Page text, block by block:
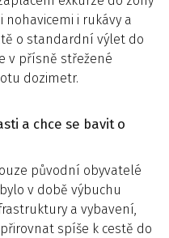
i rukávy a
o standardní výlet do
v přísně střežené
dozimetr.
a chce se bavit o
původní obyvatelé
v době výbuchu
a vybavení,
spíše k cestě do